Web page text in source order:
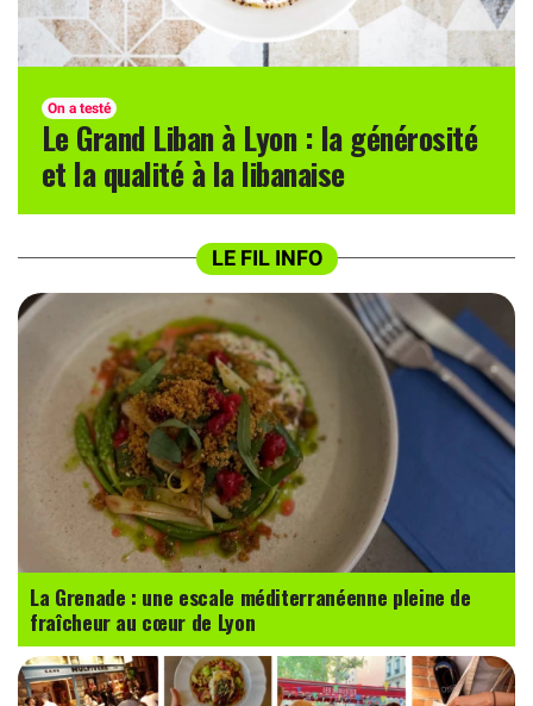
On a testé
Le Grand Liban à Lyon : la générosité
et la qualité à la libanaise
LE FIL INFO
La Grenade : une escale méditerranéenne pleine de
fraîcheur au cœur de Lyon